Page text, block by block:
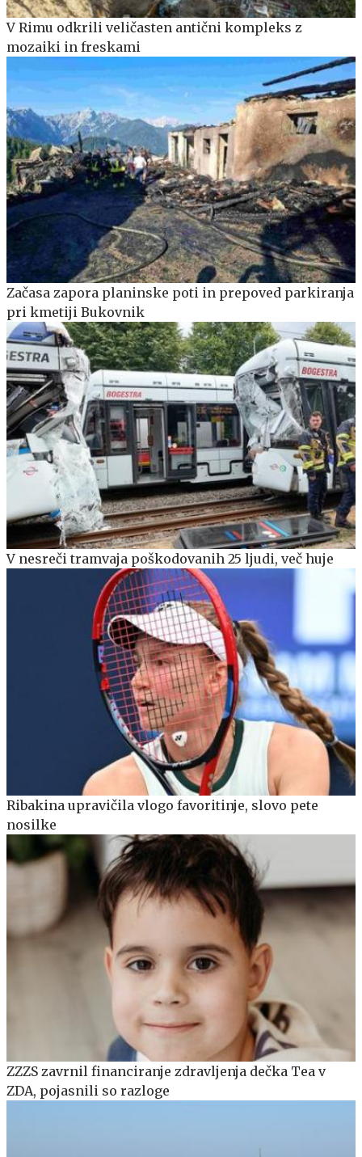
V Rimu odkrili veličasten antični kompleks z
mozaiki in freskami
Začasa zapora planinske poti in prepoved parkiranja
pri kmetiji Bukovnik
V nesreči tramvaja poškodovanih 25 ljudi, več huje
Ribakina upravičila vlogo favoritinje, slovo pete
nosilke
ZZZS zavrnil financiranje zdravljenja dečka Tea v
ZDA, pojasnili so razloge